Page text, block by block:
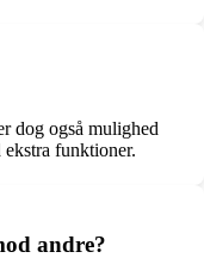
dog også mulighed
funktioner.
andre?